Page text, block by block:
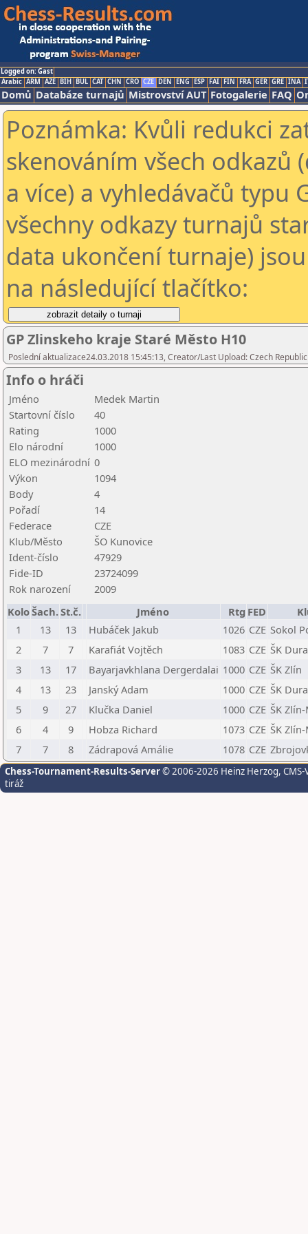
Logged on: Gast
Arabic ARM AZE BIH BUL CAT CHN CRO CZE DEN ENG ESP FAI FIN FRA GER GRE INA
Domů Databáze turnajů Mistrovství AUT Fotogalerie FAQ
Poznámka: Kvůli redukci
skenováním všech odkazů
a více) a vyhledávačů typu
všechny odkazy turnajů
data ukončení turnaje)
na následující tlačítko:
GP Zlinskeho kraje Staré Město H10
Poslední aktualizace24.03.2018 15:45:13, Creator/Last Upload: Czech
Info o hráči
Jméno
Medek Martin
Startovní číslo
40
Rating
1000
Elo národní
1000
ELO mezinárodní 0
Výkon
1094
Body
4
Pořadí
14
Federace
CZE
Klub/Město
ŠO Kunovice
Ident-číslo
47929
Fide-ID
23724099
Rok narození
2009
KoloŠach.St.č. Jméno Rtg FED
1
13 13 Hubáček Jakub 1026 CZE Sokol
2
7 7 Karafiát Vojtěch 1083 CZE ŠK
3
13 17 Bayarjavkhlana Dergerdalai 1000 CZE ŠK Zlín
4
13 23 Janský Adam 1000 CZE ŠK
5
9 27 Klučka Daniel 1000 CZE ŠK
6
4 9 Hobza Richard 1073 CZE ŠK
7
7 8 Zádrapová Amálie 1078 CZE
Chess-Tournament-Results-Server© 2006-2026 Heinz Herzog,
tiráž